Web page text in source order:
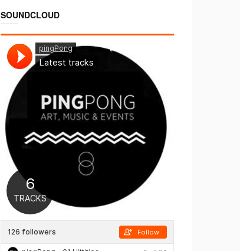
SOUNDCLOUD